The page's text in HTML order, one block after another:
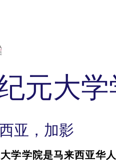
元大
亚，加影
学学院是马来西亚华